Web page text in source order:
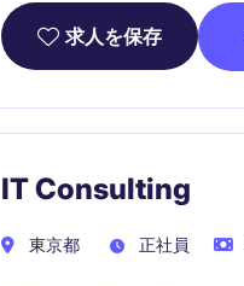
求人を保存
IT Consulting
東京都 正社員